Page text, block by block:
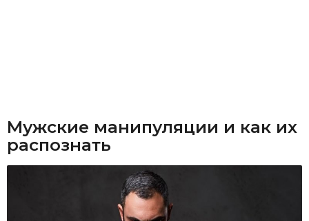
Мужские манипуляции и как их
распознать